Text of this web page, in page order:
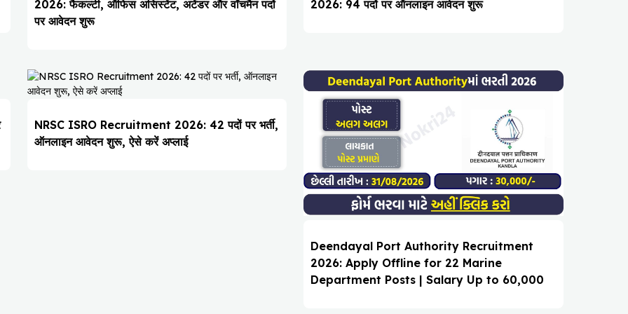
2026: फैकल्टी, ऑफिस असिस्टेंट, अटेंडर और वॉचमैन पदों
पर आवेदन शुरू
2026: 94 पदों पर ऑनलाइन आवेदन शुरू
NRSC ISRO Recruitment 2026: 42 पदों पर भर्ती,
ऑनलाइन आवेदन शुरू, ऐसे करें अप्लाई
Deendayal Port Authority Recruitment
2026: Apply Offline for 22 Marine
Department Posts | Salary Up to ₹60,000